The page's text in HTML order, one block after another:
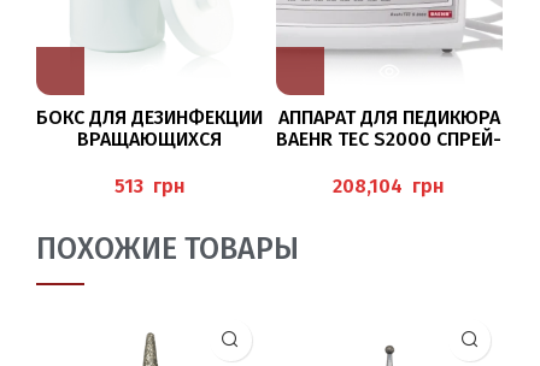
БОКС ДЛЯ ДЕЗИНФЕКЦИИ
ВРАЩАЮЩИХСЯ
(DESINFEKTIONSDOSE),
BAEHR
грн
АППАРАТ ДЛЯ ПЕДИКЮРА
BAEHR TEC S2000 СПРЕЙ-
грн
ПОХОЖИЕ ТОВАРЫ